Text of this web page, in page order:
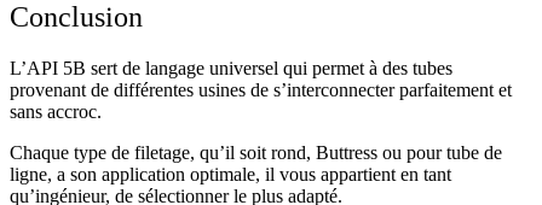
Conclusion
L’API 5B sert de langage universel qui permet à des tubes
provenant de différentes usines de s’interconnecter parfaitement et
sans accroc.
Chaque type de filetage, qu’il soit rond, Buttress ou pour tube de
ligne, a son application optimale, il vous appartient en tant
qu’ingénieur, de sélectionner le plus adapté.